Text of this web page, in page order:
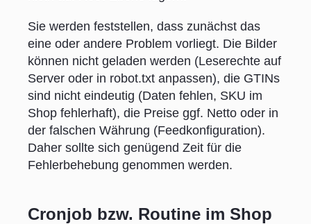
Sie werden feststellen, dass zunächst das
eine oder andere Problem vorliegt. Die Bilder
können nicht geladen werden (Leserechte auf
Server oder in robot.txt anpassen), die GTINs
sind nicht eindeutig (Daten fehlen, SKU im
Shop fehlerhaft), die Preise ggf. Netto oder in
der falschen Währung (Feedkonfiguration).
Daher sollte sich genügend Zeit für die
Fehlerbehebung genommen werden.
Cronjob bzw. Routine im Shop